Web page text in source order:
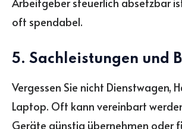
oft spendabel.
5. Sachleistungen und
Vergessen Sie nicht Dienstwagen,
Laptop. Oft kann vereinbart
Geräte günstig übernehmen oder